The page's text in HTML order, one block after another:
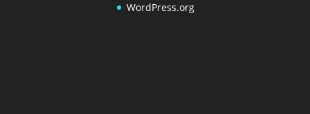
WordPress.org